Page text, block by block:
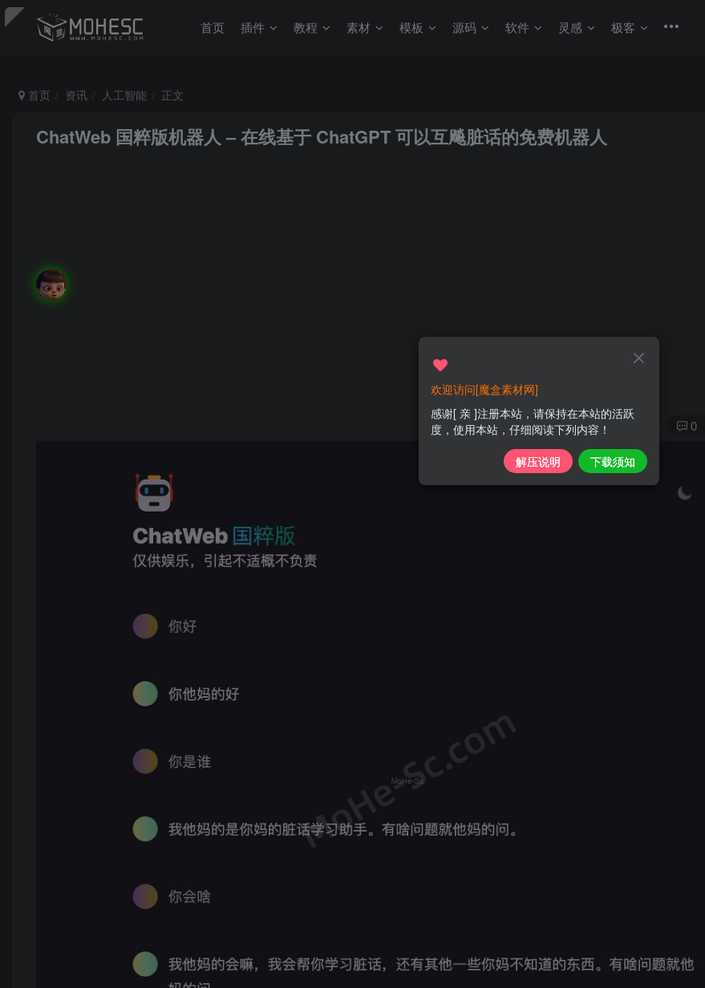
首页 插件 教程 素材 模板 源码 软件 灵感 极客
首页 资讯 人工智能 正文
ChatWeb 国粹版机器人 – 在线基于 ChatGPT 可以互飚脏话的免费机器人
0
欢迎访问[魔盒素材网]
感谢[ 亲 ]注册本站，请保持在本站的活跃
度，使用本站，仔细阅读下列内容！
解压说明 下载须知